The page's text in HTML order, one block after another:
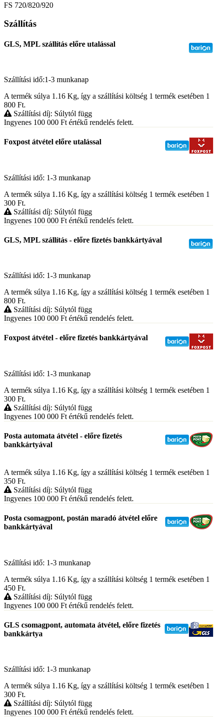
FS 720/820/920
Szállítás
GLS, MPL szállítás előre utalással
Szállítási idő:1-3 munkanap
A termék súlya 1.16 Kg, így a szállítási költség 1 termék esetében 1
800 Ft.
Szállítási díj: Súlytól függ
Ingyenes 100 000 Ft értékű rendelés felett.
Foxpost átvétel előre utalással
Szállítási idő: 1-3 munkanap
A termék súlya 1.16 Kg, így a szállítási költség 1 termék esetében 1
300 Ft.
Szállítási díj: Súlytól függ
Ingyenes 100 000 Ft értékű rendelés felett.
GLS, MPL szállítás - előre fizetés bankkártyával
Szállítási idő: 1-3 munkanap
A termék súlya 1.16 Kg, így a szállítási költség 1 termék esetében 1
800 Ft.
Szállítási díj: Súlytól függ
Ingyenes 100 000 Ft értékű rendelés felett.
Foxpost átvétel - előre fizetés bankkártyával
Szállítási idő: 1-3 munkanap
A termék súlya 1.16 Kg, így a szállítási költség 1 termék esetében 1
300 Ft.
Szállítási díj: Súlytól függ
Ingyenes 100 000 Ft értékű rendelés felett.
Posta automata átvétel - előre fizetés
bankkártyával
A termék súlya 1.16 Kg, így a szállítási költség 1 termék esetében 1
350 Ft.
Szállítási díj: Súlytól függ
Ingyenes 100 000 Ft értékű rendelés felett.
Posta csomagpont, postán maradó átvétel előre
bankkártyával
Szállítási idő: 1-3 munkanap
A termék súlya 1.16 Kg, így a szállítási költség 1 termék esetében 1
450 Ft.
Szállítási díj: Súlytól függ
Ingyenes 100 000 Ft értékű rendelés felett.
GLS csomagpont, automata átvétel, előre fizetés
bankkártya
Szállítási idő: 1-3 munkanap
A termék súlya 1.16 Kg, így a szállítási költség 1 termék esetében 1
300 Ft.
Szállítási díj: Súlytól függ
Ingyenes 100 000 Ft értékű rendelés felett.